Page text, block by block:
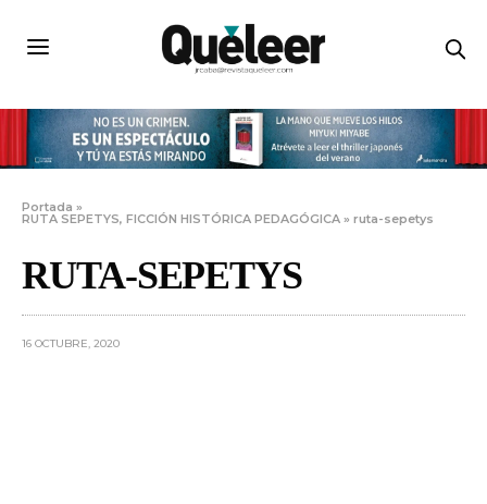
Portada »
RUTA SEPETYS, FICCIÓN HISTÓRICA PEDAGÓGICA »ruta-sepetys
RUTA-SEPETYS
16 OCTUBRE, 2020